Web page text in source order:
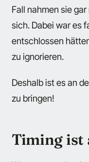
Fall nahmen sie
sich. Dabei war es
entschlossen
zu ignorieren.
Deshalb ist es an
zu bringen!
Timing ist